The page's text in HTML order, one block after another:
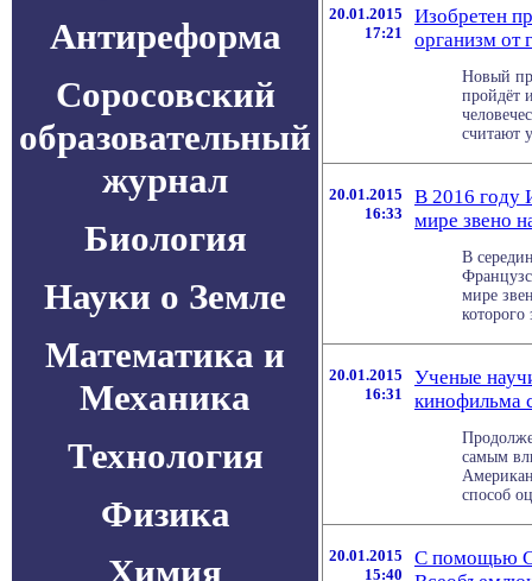
Антиреформа
Соросовский
образовательный
журнал
Биология
Науки о Земле
Математика и
Механика
Технология
Физика
Химия
20.01.2015
17:21
Изобретен
организм от
Новый
пройдёт
считают
20.01.2015
16:33
В 2016 году
мире звено
В
мире
которого
20.01.2015
16:31
Ученые
кинофильма
самым
способ
20.01.2015
15:40
С помощью